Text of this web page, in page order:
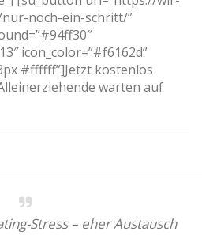
noch-ein-schritt/”
icon_color=”#f6162d”
#ffffff”]Jetzt kostenlos
warten auf
Stress – eher Austausch